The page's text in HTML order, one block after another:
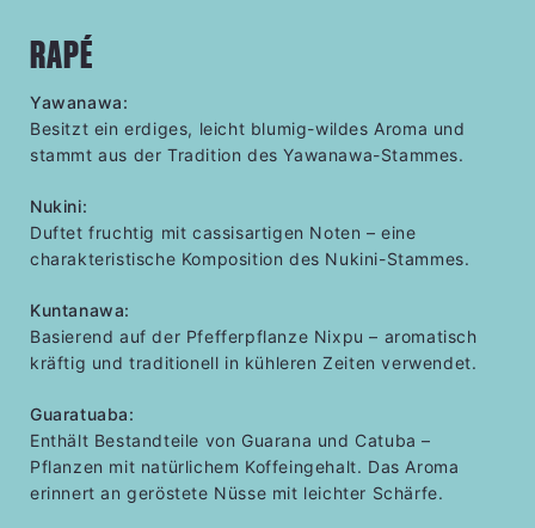
RAPÉ
Yawanawa:
Besitzt ein erdiges, leicht blumig-wildes Aroma und
stammt aus der Tradition des Yawanawa-Stammes.
Nukini:
Duftet fruchtig mit cassisartigen Noten – eine
charakteristische Komposition des Nukini-Stammes.
Kuntanawa:
Basierend auf der Pfefferpflanze Nixpu – aromatisch
kräftig und traditionell in kühleren Zeiten verwendet.
Guaratuaba:
Enthält Bestandteile von Guarana und Catuba –
Pflanzen mit natürlichem Koffeingehalt. Das Aroma
erinnert an geröstete Nüsse mit leichter Schärfe.